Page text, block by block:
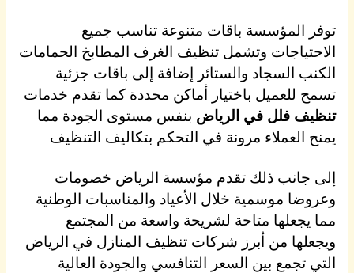
توفر المؤسسة باقات متنوعة تناسب جميع
الاحتياجات وتشمل تنظيف الغرف المطابخ الحمامات
الكنب السجاد والستائر إضافة إلى باقات جزئية
تسمح للعميل باختيار أماكن محددة كما تقدم خدمات
تنظيف فلل في الرياض بنفس مستوى الجودة مما
يمنح العملاء مرونة في التحكم بتكاليف التنظيف
إلى جانب ذلك تقدم مؤسسة الرياض خصومات
وعروضا موسمية خلال الأعياد والمناسبات الوطنية
مما يجعلها متاحة لشريحة واسعة من المجتمع
ويجعلها من أبرز شركات تنظيف المنازل في الرياض
التي تجمع بين السعر التنافسي والجودة العالية